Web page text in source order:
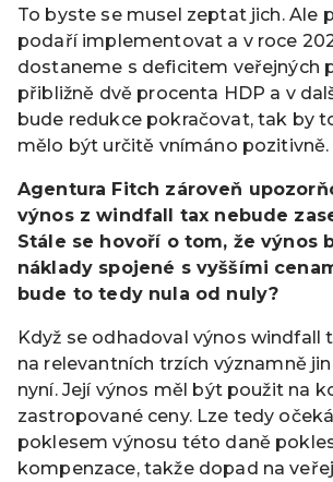
To byste se musel zeptat jich. Ale
podaří implementovat a v roce
dostaneme s deficitem veřejných
přibližně dvě procenta HDP a v
bude redukce pokračovat, tak by
mělo být určitě vnímáno pozitivně.
Agentura Fitch zároveň
výnos z windfall tax nebude
Stále se hovoří o tom, že výnos
náklady spojené s vyššími
bude to tedy nula od nuly?
Když se odhadoval výnos windfall
na relevantních trzích významně
nyní. Její výnos měl být použit na
zastropované ceny. Lze tedy
poklesem výnosu této daně
kompenzace, takže dopad na